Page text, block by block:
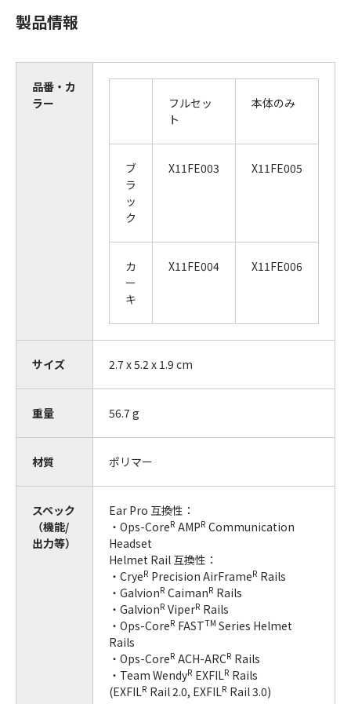
製品情報
品番・カ
ラー
フルセッ
ト
本体のみ
ブ
ラ
ッ
ク
X11FE003 X11FE005
カ
ー
キ
X11FE004 X11FE006
サイズ 2.7 x 5.2 x 1.9 cm
重量 56.7 g
材質 ポリマー
スペック
（機能/
出力等）
Ear Pro 互換性：
・Ops-CoreR AMPR Communication
Headset
Helmet Rail 互換性：
・CryeR Precision AirFrameR Rails
・GalvionR CaimanR Rails
・GalvionR ViperR Rails
・Ops-CoreR FASTTM Series Helmet
Rails
・Ops-CoreR ACH-ARCR Rails
・Team WendyR EXFILR Rails
(EXFILR Rail 2.0, EXFILR Rail 3.0)